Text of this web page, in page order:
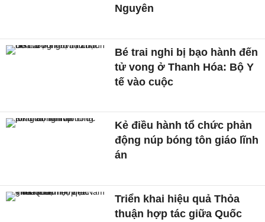
Nguyên
Bé trai nghi bị bạo hành đến
tử vong ở Thanh Hóa: Bộ Y
tế vào cuộc
Kẻ điều hành tổ chức phản
động núp bóng tôn giáo lĩnh
án
Triển khai hiệu quả Thỏa
thuận hợp tác giữa Quốc